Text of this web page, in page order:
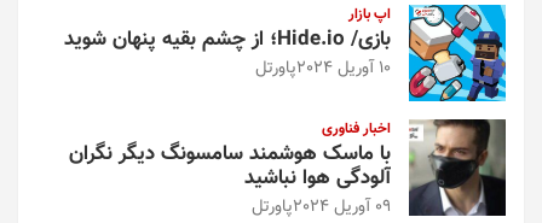
اپ بازار
بازی/ Hide.io؛ از چشم بقیه پنهان شوید
10 آوریل 2024 پاورتل
اخبار فناوری
با ماسک هوشمند سامسونگ دیگر نگران
آلودگی هوا نباشید
09 آوریل 2024 پاورتل